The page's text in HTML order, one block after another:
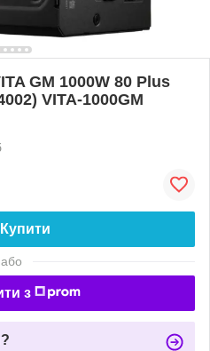
GM 1000W 80 Plus
VITA-1000GM
Купити
або
з